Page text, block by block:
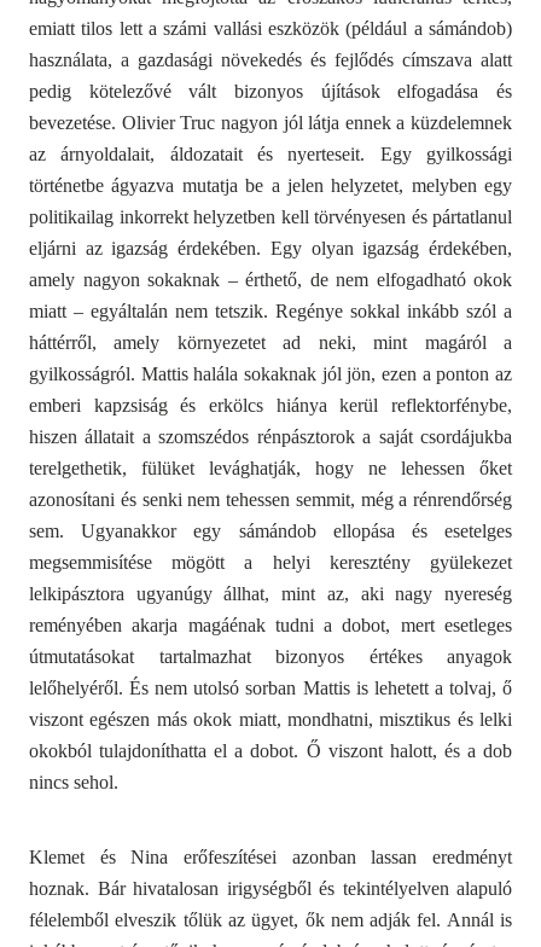
emiatt tilos lett a számi vallási eszközök (például a sámándob)
használata, a gazdasági növekedés és fejlődés címszava alatt
pedig kötelezővé vált bizonyos újítások elfogadása és
bevezetése. Olivier Truc nagyon jól látja ennek a küzdelemnek
az árnyoldalait, áldozatait és nyerteseit. Egy gyilkossági
történetbe ágyazva mutatja be a jelen helyzetet, melyben egy
politikailag inkorrekt helyzetben kell törvényesen és pártatlanul
eljárni az igazság érdekében. Egy olyan igazság érdekében,
amely nagyon sokaknak – érthető, de nem elfogadható okok
miatt – egyáltalán nem tetszik. Regénye sokkal inkább szól a
háttérről, amely környezetet ad neki, mint magáról a
gyilkosságról. Mattis halála sokaknak jól jön, ezen a ponton az
emberi kapzsiság és erkölcs hiánya kerül reflektorfénybe,
hiszen állatait a szomszédos rénpásztorok a saját csordájukba
terelgethetik, fülüket levághatják, hogy ne lehessen őket
azonosítani és senki nem tehessen semmit, még a rénrendőrség
sem. Ugyanakkor egy sámándob ellopása és esetelges
megsemmisítése mögött a helyi keresztény gyülekezet
lelkipásztora ugyanúgy állhat, mint az, aki nagy nyereség
reményében akarja magáénak tudni a dobot, mert esetleges
útmutatásokat tartalmazhat bizonyos értékes anyagok
lelőhelyéről. És nem utolsó sorban Mattis is lehetett a tolvaj, ő
viszont egészen más okok miatt, mondhatni, misztikus és lelki
okokból tulajdoníthatta el a dobot. Ő viszont halott, és a dob
nincs sehol.
Klemet és Nina erőfeszítései azonban lassan eredményt
hoznak. Bár hivatalosan irigységből és tekintélyelven alapuló
félelemből elveszik tőlük az ügyet, ők nem adják fel. Annál is